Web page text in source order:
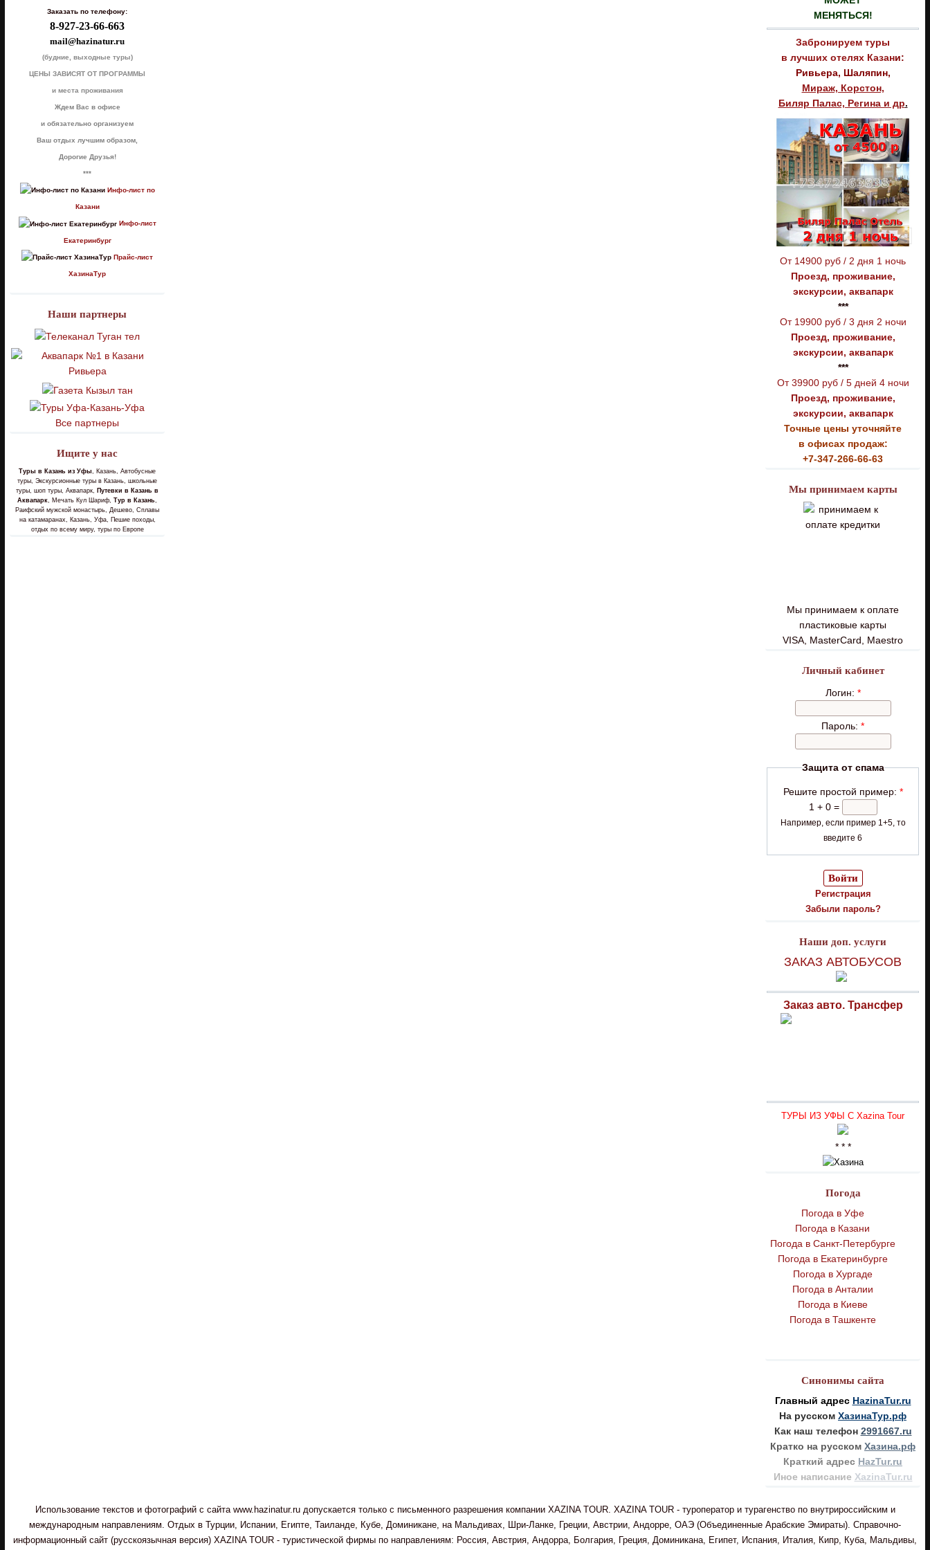
Заказать по телефону:
8-927-23-66-663
mail@hazinatur.ru
(будние, выходные туры)
ЦЕНЫ ЗАВИСЯТ ОТ ПРОГРАММЫ
и места проживания
Ждем Вас в офисе
и обязательно организуем
Ваш отдых лучшим образом,
Дорогие Друзья!
***
Инфо-лист по
Казани
Инфо-лист
Екатеринбург
Прайс-лист
ХазинаТур
Наши партнеры
Все партнеры
Ищите у нас
Туры в Казань из Уфы, Казань, Автобусные
туры, Экскурсионные туры в Казань, школьные
туры, шоп туры, Аквапарк, Путевки в Казань в
Аквапарк, Мечать Кул Шариф, Тур в Казань,
Раифский мужской монастырь, Дешево, Сплавы
на катамаранах, Казань, Уфа, Пешие походы,
отдых по всему миру, туры по Европе
МЕНЯТЬСЯ!
Забронируем туры
в лучших отелях Казани:
Ривьера, Шаляпин,
Мираж, Корстон,
Биляр Палас, Регина и др.
От 14900 руб / 2 дня 1 ночь
Проезд, проживание,
экскурсии, аквапарк
***
От 19900 руб / 3 дня 2 ночи
Проезд, проживание,
экскурсии, аквапарк
***
От 39900 руб / 5 дней 4 ночи
Проезд, проживание,
экскурсии, аквапарк
Точные цены уточняйте
в офисах продаж:
+7-347-266-66-63
Мы принимаем карты
Мы принимаем к оплате
пластиковые карты
VISA, MasterCard, Maestro
Личный кабинет
Логин: *
Пароль: *
Защита от спама
Решите простой пример: *
1 + 0 =
Например, если пример 1+5, то
введите 6
Регистрация
Забыли пароль?
Наши доп. услуги
ЗАКАЗ АВТОБУСОВ
Заказ авто. Трансфер
ТУРЫ ИЗ УФЫ С Xazina Tour
* * *
Погода
Погода в Уфе
Погода в Казани
Погода в Санкт-Петербурге
Погода в Екатеринбурге
Погода в Хургаде
Погода в Анталии
Погода в Киеве
Погода в Ташкенте
Синонимы сайта
Главный адрес HazinaTur.ru
На русском ХазинаТур.рф
Как наш телефон 2991667.ru
Кратко на русском Хазина.рф
Краткий адрес HazTur.ru
Иное написание XazinaTur.ru
Использование текстов и фотографий с сайта www.hazinatur.ru допускается только с письменного разрешения компании XAZINA TOUR. XAZINA TOUR - туроператор и турагенство по внутрироссийским и
международным направлениям. Отдых в Турции, Испании, Египте, Таиланде, Кубе, Доминикане, на Мальдивах, Шри-Ланке, Греции, Австрии, Андорре, ОАЭ (Объединенные Арабские Эмираты). Справочно-
информационный сайт (русскоязычная версия) XAZINA TOUR - туристической фирмы по направлениям: Россия, Австрия, Андорра, Болгария, Греция, Доминикана, Египет, Испания, Италия, Кипр, Куба, Мальдивы,